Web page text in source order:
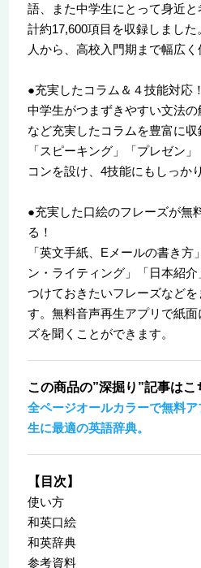
語、また中学生にとって身近
計約17,600項目を収録しまし
人から、高校入門期まで幅広く
●充実したコラム＆４技能対応！
中学生がつまずきやすい文法
など充実したコラムを豊富に収
「スピーキング」「プレゼン
コンを設け、4技能にもしっか
●充実した口絵のフレーズが無
る！
「英文手紙、Eメールの書き
ン・ライティング」「日本紹
つけておきたいフレーズなど
す。無料音声再生アプリで紙
ズを聞くことができます。
この商品の”深掘り”記事はこ
全ページオールカラーで無料
生に最適の英語辞典。
【目次】
使い方
和英口絵
和英辞典
参考資料